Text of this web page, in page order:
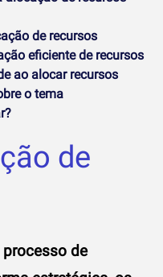
de recursos
eficiente de recursos
ao alocar recursos
o tema
de
processo de